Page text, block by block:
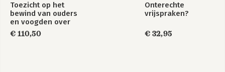
Toezicht op het
bewind van ouders
en voogden over
het vermogen van
minderjarigen
€ 110,50
Onterechte
vrijspraken?
€ 32,95